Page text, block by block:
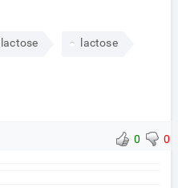
lactose
0 0